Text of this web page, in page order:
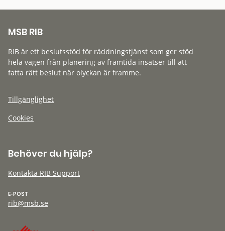
MSB RIB
RIB är ett beslutsstöd för räddningstjänst som ger stöd
hela vägen från planering av framtida insatser till att
fatta rätt beslut när olyckan är framme.
Tillgänglighet
Cookies
Behöver du hjälp?
Kontakta RIB Support
E-POST
rib@msb.se